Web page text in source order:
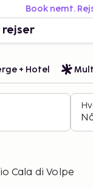
Book nemt.
rejser
+ Hotel
Cala di Volpe